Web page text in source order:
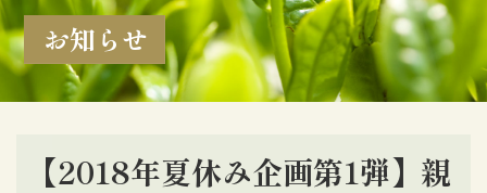
お知らせ
【2018年夏休み企画第1弾】親